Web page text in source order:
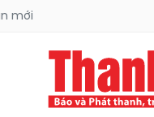
mới